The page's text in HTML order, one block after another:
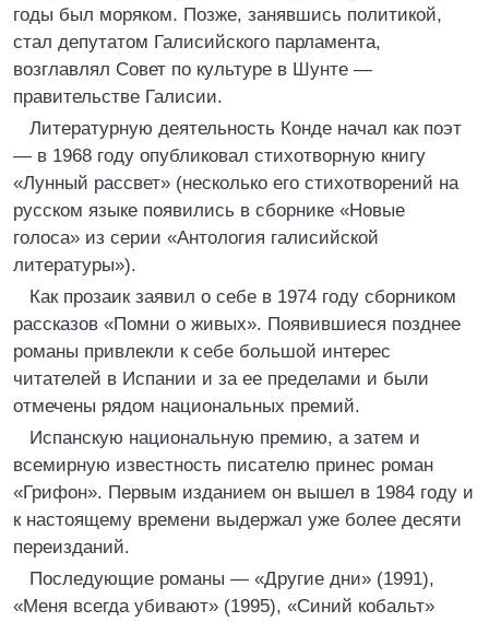
годы был моряком. Позже, занявшись политикой,
стал депутатом Галисийского парламента,
возглавлял Совет по культуре в Шунте —
правительстве Галисии.
Литературную деятельность Конде начал как поэт
— в 1968 году опубликовал стихотворную книгу
«Лунный рассвет» (несколько его стихотворений на
русском языке появились в сборнике «Новые
голоса» из серии «Антология галисийской
литературы»).
Как прозаик заявил о себе в 1974 году сборником
рассказов «Помни о живых». Появившиеся позднее
романы привлекли к себе большой интерес
читателей в Испании и за ее пределами и были
отмечены рядом национальных премий.
Испанскую национальную премию, а затем и
всемирную известность писателю принес роман
«Грифон». Первым изданием он вышел в 1984 году и
к настоящему времени выдержал уже более десяти
переизданий.
Последующие романы — «Другие дни» (1991),
«Меня всегда убивают» (1995), «Синий кобальт»